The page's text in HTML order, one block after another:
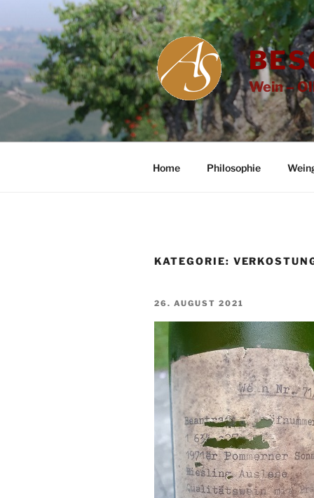
springen
Wein –
Home Philosophie
KATEGORIE:
VERÖFFENTLICHT
26. AUGUST 2021